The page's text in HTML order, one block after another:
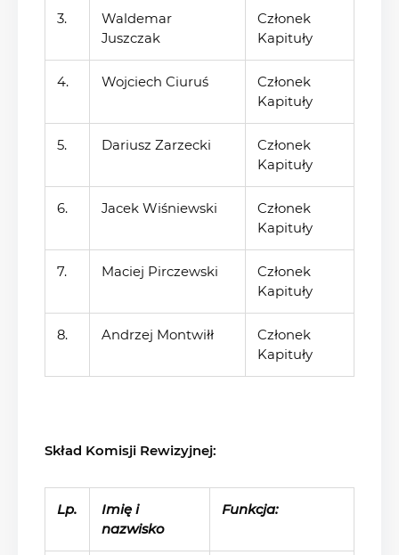
3.
Waldemar
Juszczak
Członek
Kapituły
4. Wojciech Ciuruś
Członek
Kapituły
5. Dariusz Zarzecki
Członek
Kapituły
6. Jacek Wiśniewski
Członek
Kapituły
7. Maciej Pirczewski
Członek
Kapituły
8. Andrzej Montwiłł
Członek
Kapituły
Skład Komisji Rewizyjnej:
Lp.
Imię i
nazwisko
Funkcja: